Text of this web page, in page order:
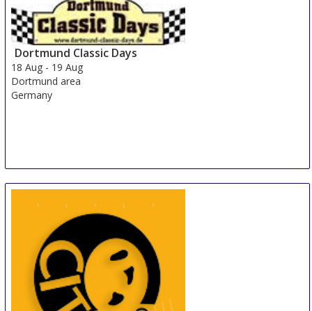
15 Aug-17 Aug
Shanghai
China
Dortmund Classic Days
18 Aug - 19 Aug
Dortmund area
Germany